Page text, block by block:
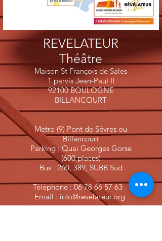
REVELATEUR
Théâtre
Maison St François de Sales
1 parvis Jean-Paul II
92100 BOULOGNE
BILLANCOURT
Metro (9) Pont de Sévres ou
Billancourt
Parking : Quai Georges Gorse
(600 places)
Bus : 260, 389, SUBB Sud
Téléphone :06 78 66 57 63
Email : info@revelateur.org